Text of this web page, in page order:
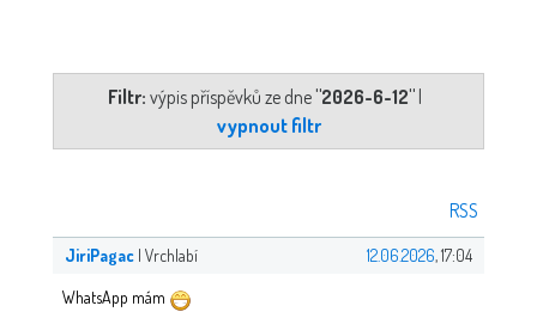
Filtr: výpis příspěvků ze dne"2026-6-12" |
vypnout filtr
RSS
JiriPagac | Vrchlabí 12.06.2026, 17:04
WhatsApp mám